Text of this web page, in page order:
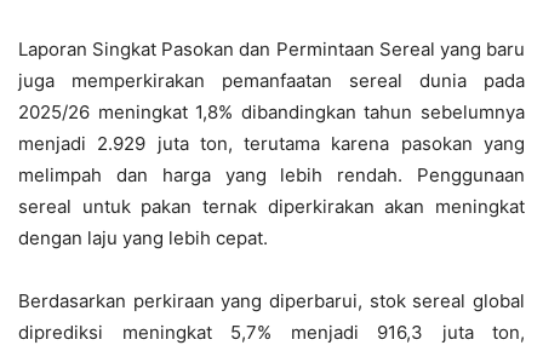
Laporan Singkat Pasokan dan Permintaan Sereal yang baru
juga memperkirakan pemanfaatan sereal dunia pada
2025/26 meningkat 1,8% dibandingkan tahun sebelumnya
menjadi 2.929 juta ton, terutama karena pasokan yang
melimpah dan harga yang lebih rendah. Penggunaan
sereal untuk pakan ternak diperkirakan akan meningkat
dengan laju yang lebih cepat.
Berdasarkan perkiraan yang diperbarui, stok sereal global
diprediksi meningkat 5,7% menjadi 916,3 juta ton,